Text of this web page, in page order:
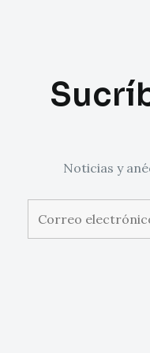
Noticias y